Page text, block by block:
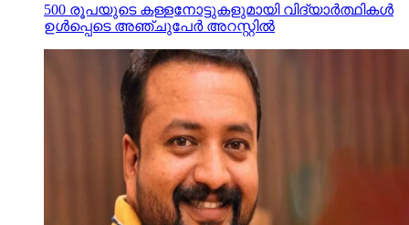
500 രൂപയുടെ കള്ളനോട്ടുകളുമായി വിദ്യാര്‍ത്ഥികള്‍
ഉള്‍പ്പെടെ അഞ്ചുപേര്‍ അറസ്റ്റില്‍